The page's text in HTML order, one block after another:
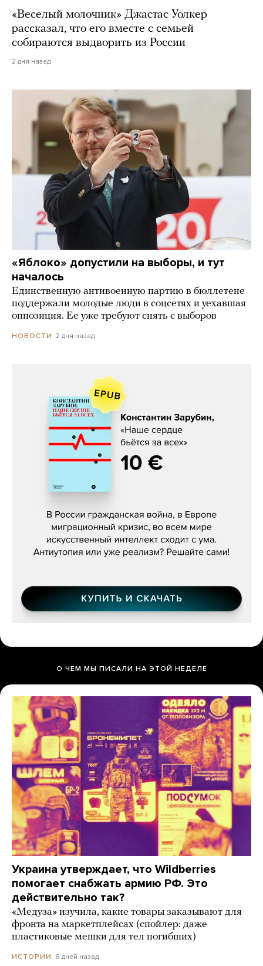
«Веселый молочник» Джастас Уолкер
рассказал, что его вместе с семьей
собираются выдворить из России
2 дня назад
«Яблоко» допустили на выборы, и тут
началось
Единственную антивоенную партию в бюллетене
поддержали молодые люди в соцсетях и уехавшая
оппозиция. Ее уже требуют снять с выборов
НОВОСТИ 2 дня назад
Константин Зарубин, «Наше сердце
О ЧЕМ МЫ ПИСАЛИ НА ЭТОЙ НЕДЕЛЕ
Украина утверждает, что Wildberries
помогает снабжать армию РФ. Это
действительно так?
«Медуза» изучила, какие товары заказывают для
фронта на маркетплейсах (спойлер: даже
пластиковые мешки для тел погибших)
ИСТОРИИ 6 дней назад